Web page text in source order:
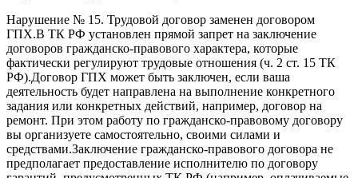
Нарушение № 15. Трудовой договор заменен договором
ГПХ.В ТК РФ установлен прямой запрет на заключение
договоров гражданско-правового характера, которые
фактически регулируют трудовые отношения (ч. 2 ст. 15 ТК
РФ).Договор ГПХ может быть заключен, если ваша
деятельность будет направлена на выполнение конкретного
задания или конкретных действий, например, договор на
ремонт. При этом работу по гражданско-правовому договору
вы организуете самостоятельно, своими силами и
средствами.Заключение гражданско-правового договора не
предполагает предоставление исполнителю по договору